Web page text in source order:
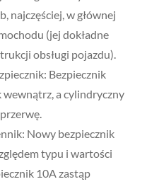
najczęściej, w głównej
(jej dokładne
obsługi pojazdu).
Bezpiecznik
wewnątrz, a cylindryczny
Nowy bezpiecznik
typu i wartości
10A zastąp